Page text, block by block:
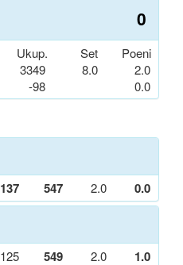
0
Ukup. Set
Poeni
3349
-98
8.0
2.0
0.0
137 547 2.0 0.0
125 549 2.0 1.0